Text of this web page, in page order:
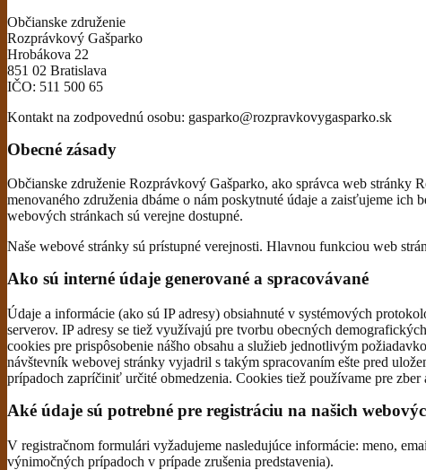
Občianske združenie
Rozprávkový Gašparko
Hrobákova 22
851 02 Bratislava
IČO: 511 500 65
Kontakt na zodpovednú osobu: gasparko@rozpravkovygasparko.sk
Obecné zásady
Občianske združenie Rozprávkový Gašparko, ako správca web
menovaného združenia dbáme o nám poskytnuté údaje a zaisťujeme ich
webových stránkach sú verejne dostupné.
Naše webové stránky sú prístupné verejnosti. Hlavnou funkciou web
Ako sú interné údaje generované a spracovávané
Údaje a informácie (ako sú IP adresy) obsiahnuté v systémových
serverov. IP adresy se tiež využívajú pre tvorbu obecných
cookies pre prispôsobenie nášho obsahu a služieb jednotlivým
návštevník webovej stránky vyjadril s takým spracovaním ešte pred
prípadoch zapríčiniť určité obmedzenia. Cookies tiež používame pre
Aké údaje sú potrebné pre registráciu na našich
V registračnom formulári vyžadujeme nasledujúce informácie: meno,
výnimočných prípadoch v prípade zrušenia predstavenia).